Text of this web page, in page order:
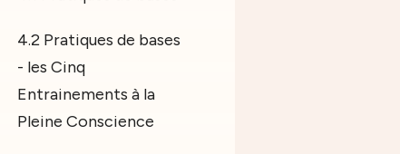
4.2 Pratiques de bases
- les Cinq
Entrainements à la
Pleine Conscience